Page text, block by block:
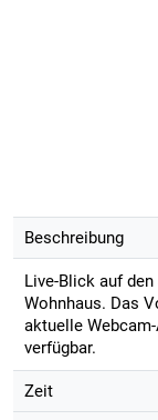
Beschreibung
Live-Blick auf
Wohnhaus. Das
aktuelle
verfügbar.
Zeit